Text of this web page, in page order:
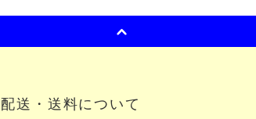
配送・送料について